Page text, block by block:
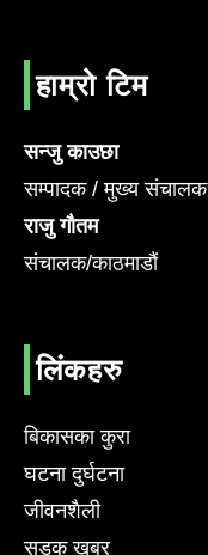
हाम्रो टिम
सन्जु काउछा
सम्पादक / मुख्य संचालक
राजु गौतम
संचालक/काठमाडौं
लिंकहरु
बिकासका कुरा
घटना दुर्घटना
जीवनशैली
सडक खबर